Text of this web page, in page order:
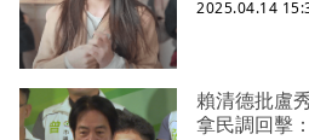
2025.04.14
賴清德批盧
拿民調回擊